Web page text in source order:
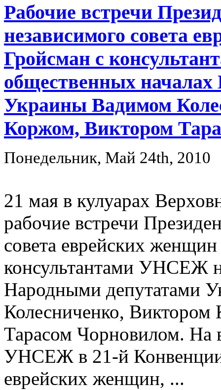
Рабочие встречи
независимого совета
Гройсман с
общественных
Украины Вадимом
Коржом, Виктором
Понедельник, Май 24th, 2010
21 мая в кулуарах
рабочие встречи
совета еврейских
консультантами УНСЕЖ
Народными депутатами
Колесниченко,
Тарасом Чорновилом. На
УНСЕЖ в 21-й
еврейских женщин, ...